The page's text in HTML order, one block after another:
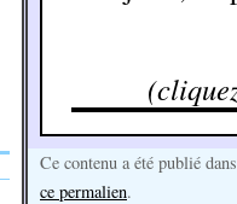
Ce contenu a été publié
ce permalien.